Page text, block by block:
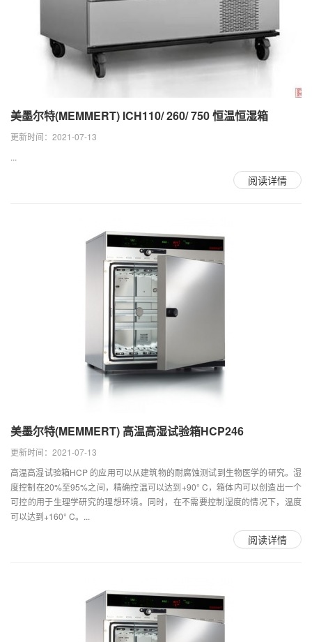
美墨尔特(MEMMERT) ICH110/ 260/ 750 恒温恒湿箱
更新时间：2021-07-13
...
阅读详情
美墨尔特(MEMMERT) 高温高湿试验箱HCP246
更新时间：2021-07-13
高温高湿试验箱HCP 的应用可以从建筑物的耐腐蚀测试到生物医学的研究。湿
度控制在20%至95%之间，精确控温可以达到+90° C，箱体内可以创造出一个
可控的用于生理学研究的理想环境。同时，在不需要控制湿度的情况下，温度
可以达到+160° C。...
阅读详情